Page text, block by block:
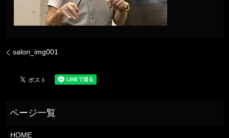
salon_img001
HOME